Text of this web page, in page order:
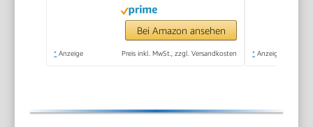
Haarentferner für
Damen, Modell
BRE237/00
Bei Amazon ansehen
* Anzeige Preis inkl. MwSt., zzgl. Versandkosten * Anzeige